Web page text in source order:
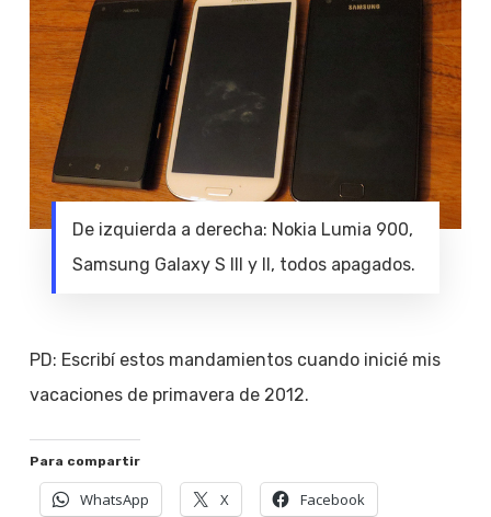
De izquierda a derecha: Nokia Lumia 900,
Samsung Galaxy S III y II, todos apagados.
PD: Escribí estos mandamientos cuando inicié mis
vacaciones de primavera de 2012.
Para compartir
WhatsApp X Facebook